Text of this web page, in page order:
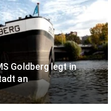
Goldberg legt in
an